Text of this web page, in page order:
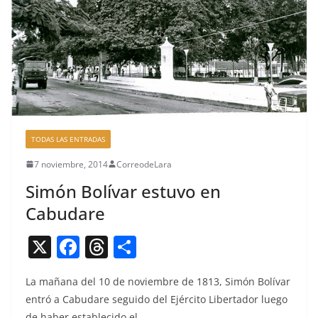
TODAS LAS ENTRADAS
7 noviembre, 2014 CorreodeLara
Simón Bolívar estuvo en
Cabudare
X F
a
c
T
h
re
o
m
La mañana del 10 de noviem­bre de 1813, Simón Bolí­var
entró a Cabu­dare segui­do del Ejérci­to Lib­er­ta­dor luego